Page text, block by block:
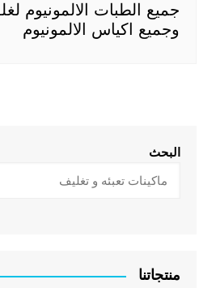
جميع الطبات الالمونيوم
وجميع اكياس الالمونيوم
البحث
منتجاتنا